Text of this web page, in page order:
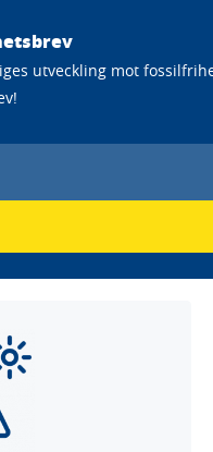
klimatarbete
utveckling mot